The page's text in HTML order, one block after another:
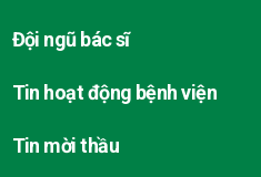
Đội ngũ bác sĩ
Tin hoạt động bệnh viện
Tin mời thầu